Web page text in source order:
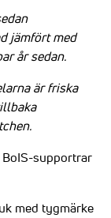
jämfört med
år sedan.
är friska
supportrar